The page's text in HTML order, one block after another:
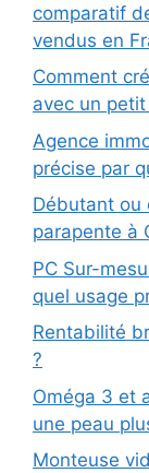
comparatif
vendus en
Comment
avec un
Agence
précise par
Débutant ou
parapente à
PC Sur-
quel usage
Rentabilité
?
Oméga 3 et
une peau
Monteuse